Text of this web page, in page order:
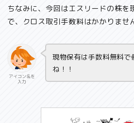
ちなみに、今回はエスリードの株を
で、クロス取引手数料はかかりませ
アイコン名を
入力
現物保有は手数料無料で
ね！！